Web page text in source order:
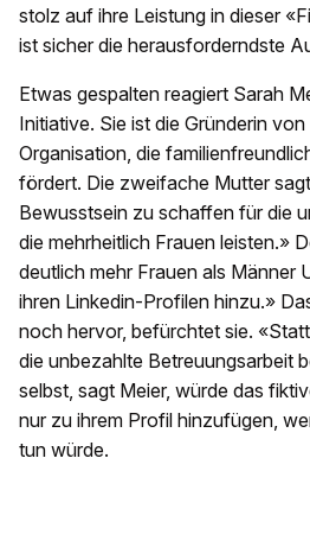
stolz auf ihre Leistung in dieser
ist sicher die herausforderndste
Etwas gespalten reagiert Sarah
Initiative. Sie ist die Gründerin
Organisation, die
fördert. Die zweifache Mutter
Bewusstsein zu schaffen für die
die mehrheitlich Frauen leisten.»
deutlich mehr Frauen als Männer
ihren Linkedin-Profilen hinzu.»
noch hervor, befürchtet sie.
die unbezahlte Betreuungsarbeit
selbst, sagt Meier, würde das
nur zu ihrem Profil hinzufügen,
tun würde.